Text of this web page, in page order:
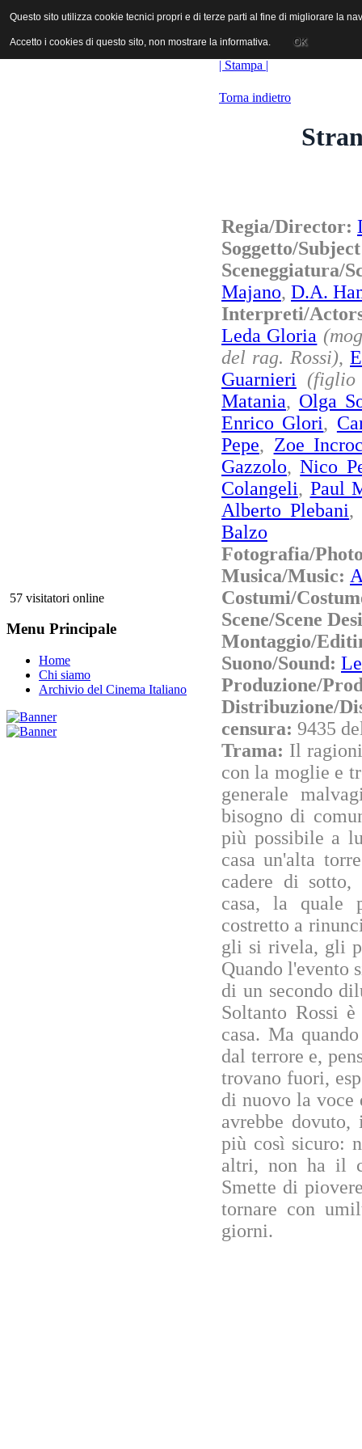
ANICA | Associazione Nazionale Industrie Cinematografiche
57 visitatori online
Menu Principale
Home
Chi siamo
Archivio del Cinema Italiano
| Stampa |
Torna indietro
Regia/Director:
Soggetto/
Sceneggiatura/
Majano, D.A.
Interpreti/
Leda Gloria
del rag. Rossi),
Guarnieri
(figlio
Matania, Olga
Enrico Glori,
Pepe, Zoe
Gazzolo,Nico
Colangeli, Paul
Alberto Plebani
Balzo
Fotografia/
Musica/Music:
Costumi/
Scene/Scene
Montaggio/
Suono/Sound:
Produzione/
Distribuzione/
censura: 9435
Trama: Il
con la moglie e
generale
bisogno di
più possibile a
casa un'alta
cadere di
casa, la quale
costretto a
gli si rivela, gli
Quando l'evento
di un secondo
Soltanto Rossi
casa. Ma
dal terrore e,
trovano fuori,
di nuovo la voce
avrebbe
più così sicuro:
altri, non ha il
Smette di
tornare con
giorni.
Questo sito utilizza cookie tecnici propri e di terze parti al fine di migliorare la
Accetto i cookies di questo sito, non mostrare la informativa. OK
Questo sito utilizza cookie tecnici propri e di terze parti al fine di migliorare la
Accetto i cookies di questo sito, non mostrare la informativa. OK